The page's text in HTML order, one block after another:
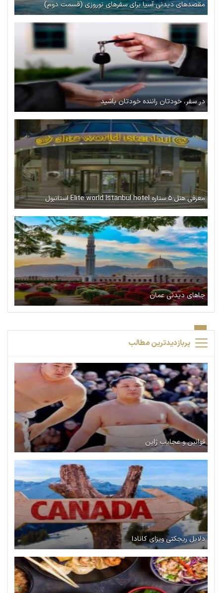
مقصدهای دیدنی آسیا برای سفرهای نوروزی (قسمت دوم)
در سفر، خودتان راننده خودتان باشید
معرفی هتل ۵ ستاره Elite world Istanbul hotel استانبول
جاهای دیدنی عمان
پربازدیدترین مطالب
قوانین و عجایب ژاپن
دلایل ریجکتی ویزای کانادا